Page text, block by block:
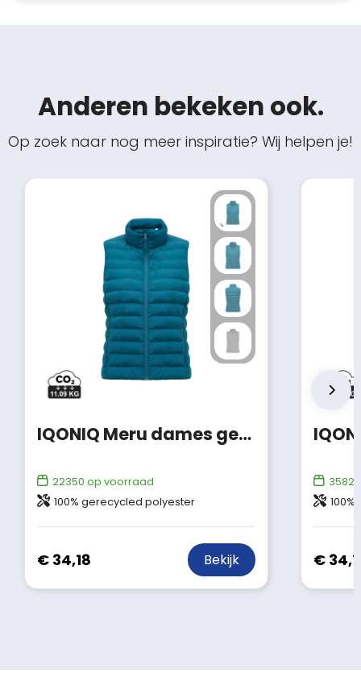
Anderen bekeken ook.
Op zoek naar nog meer inspiratie? Wij helpen je!
IQONIQ Meru dames gerecycled polyester bodywarmer
22350 op voorraad
100% gerecycled polyester
€ 34,18 Bekijk
35822
€